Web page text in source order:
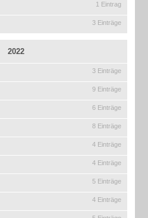
1 Eintrag
3 Einträge
2022
3 Einträge
9 Einträge
6 Einträge
8 Einträge
4 Einträge
4 Einträge
5 Einträge
4 Einträge